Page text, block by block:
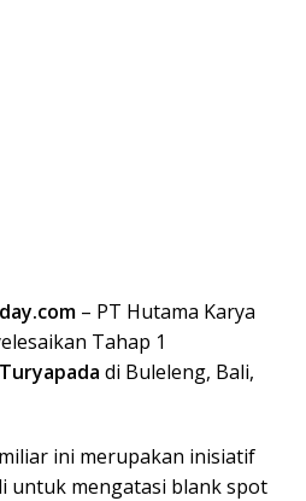
– PT Hutama Karya
Tahap 1
di Buleleng, Bali,
ini merupakan inisiatif
untuk mengatasi blank spot